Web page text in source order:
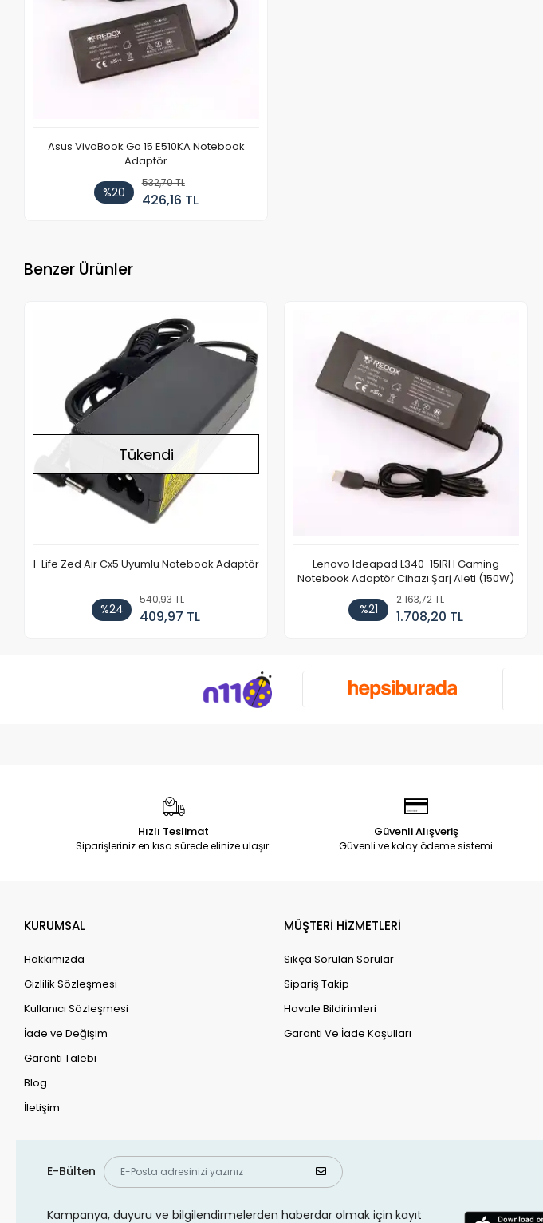
Asus VivoBook Go 15 E510KA Notebook
Adaptör
%20
532,70 TL
426,16 TL
Benzer Ürünler
Tükendi
I-Life Zed Air Cx5 Uyumlu Notebook Adaptör
%24
540,93 TL
409,97 TL
Lenovo Ideapad L340-15IRH Gaming
Notebook Adaptör Cihazı Şarj Aleti (150W)
%21
2.163,72 TL
1.708,20 TL
Hızlı Teslimat
Siparişleriniz en kısa sürede elinize ulaşır.
Güvenli Alışveriş
Güvenli ve kolay ödeme sistemi
KURUMSAL
Hakkımızda
Gizlilik Sözleşmesi
Kullanıcı Sözleşmesi
İade ve Değişim
Garanti Talebi
Blog
İletişim
MÜŞTERİ HİZMETLERİ
Sıkça Sorulan Sorular
Sipariş Takip
Havale Bildirimleri
Garanti Ve İade Koşulları
E-Bülten
Kampanya, duyuru ve bilgilendirmelerden haberdar olmak için kayıt